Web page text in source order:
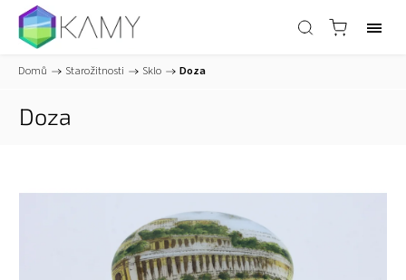
Domů / Starožitnosti / Sklo / Doza
Doza